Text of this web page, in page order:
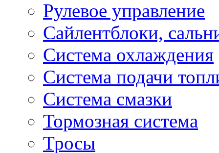
Рулевое управление
Сайлентблоки,
Система охлаждения
Система подачи
Система смазки
Тормозная система
Тросы